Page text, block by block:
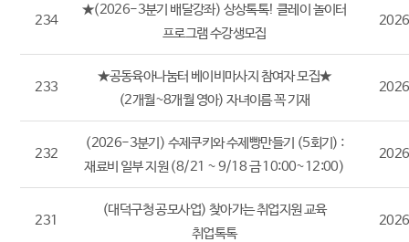
234
★(2026-3분기 배달강좌) 상상톡톡! 클레이 놀이터
프로그램 수강생모집
233
★공동육아나눔터 베이비마사지 참여자 모집★
(2개월~8개월 영아) 자녀이름 꼭 기재
232
(2026-3분기) 수제쿠키와 수제빵만들기 (5회기) :
재료비 일부 지원 (8/21 ~ 9/18 금 10:00~12:00)
231
(대덕구청 공모사업) 찾아가는 취업지원 교육
취업톡톡